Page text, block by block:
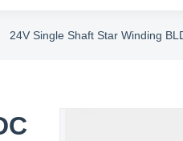
24V Single Shaft Star Winding